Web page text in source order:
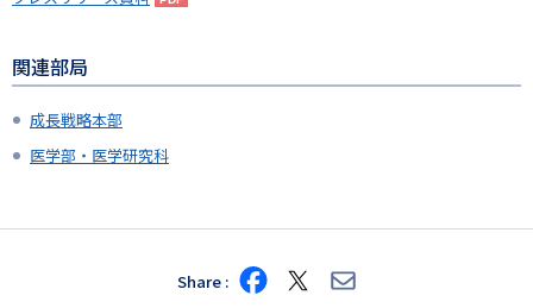
関連部局
成長戦略本部
医学部・医学研究科
Share Share
on
Share
on
Share
via